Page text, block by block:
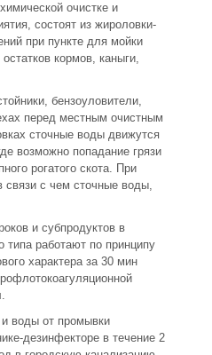
очистке и
состоят из жироловки-
при пункте для мойки
кормов, каныги,
бензоуловители,
перед местным очистным
сточные воды движутся
возможно попадание грязи
рогатого скота. При
связи с чем сточные воды,
и субпродуктов в
типа работают по принципу
характера за 30 мин
и воды от промывки
дезинфекторе в течение 2